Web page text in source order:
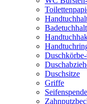
Duschsitze
Griffe